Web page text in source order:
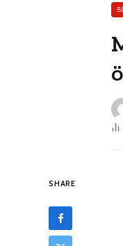
SHARE